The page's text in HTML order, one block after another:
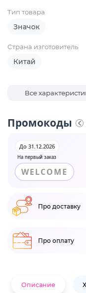
Тип товара
Значок
Страна изготовитель
Китай
Все
Промокоды
На первый заказ
До 31.12.2026
WELCOME
Про доставку
Про оплату
Описание